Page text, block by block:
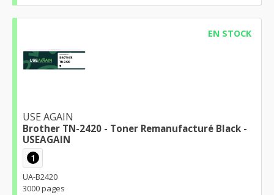
EN STOCK
USE AGAIN
Brother TN-2420 - Toner Remanufacturé Black -
USEAGAIN
1
UA-B2420
3000 pages